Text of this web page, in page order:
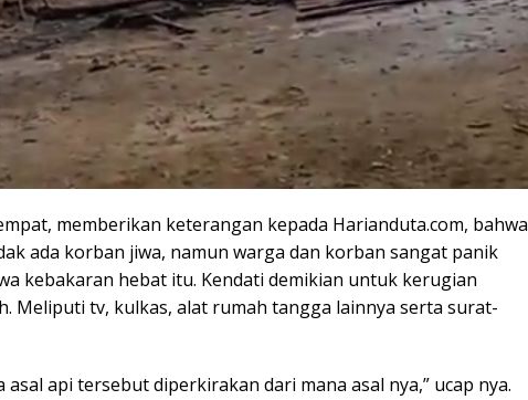
memberikan keterangan kepada Harianduta.com, bahwa
ada korban jiwa, namun warga dan korban sangat panik
kebakaran hebat itu. Kendati demikian untuk kerugian
Meliputi tv, kulkas, alat rumah tangga lainnya serta surat-
asal api tersebut diperkirakan dari mana asal nya,” ucap nya.